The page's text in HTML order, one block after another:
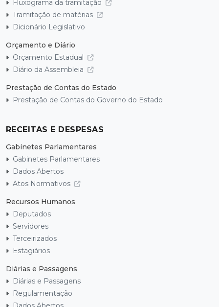
Fluxograma da tramitação
Tramitação de matérias
Dicionário Legislativo
Orçamento e Diário
Orçamento Estadual
Diário da Assembleia
Prestação de Contas do Estado
Prestação de Contas do Governo do Estado
RECEITAS E DESPESAS
Gabinetes Parlamentares
Gabinetes Parlamentares
Dados Abertos
Atos Normativos
Recursos Humanos
Deputados
Servidores
Terceirizados
Estagiários
Diárias e Passagens
Diárias e Passagens
Regulamentação